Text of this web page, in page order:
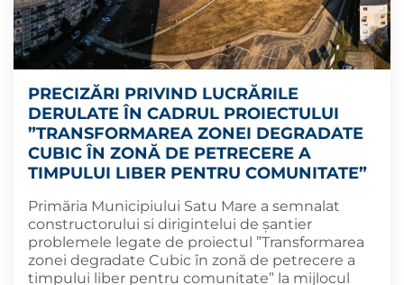
PRECIZĂRI PRIVIND LUCRĂRILE
DERULATE ÎN CADRUL PROIECTULUI
”TRANSFORMAREA ZONEI DEGRADATE
CUBIC ÎN ZONĂ DE PETRECERE A
TIMPULUI LIBER PENTRU COMUNITATE”
Primăria Municipiului Satu Mare a semnalat
constructorului si dirigintelui de șantier
problemele legate de proiectul ”Transformarea
zonei degradate Cubic în zonă de petrecere a
timpului liber pentru comunitate” la mijlocul